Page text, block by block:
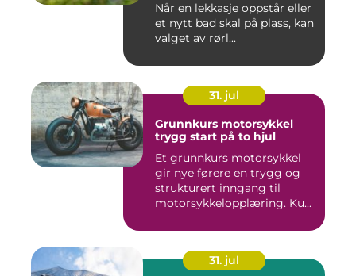
Når en lekkasje oppstår eller
et nytt bad skal på plass, kan
valget av rørl...
31. jul
Grunnkurs motorsykkel
trygg start på to hjul
Et grunnkurs motorsykkel
gir nye førere en trygg og
strukturert inngang til
motorsykkelopplæring. Ku...
31. jul